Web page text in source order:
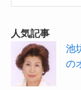
人気記事
池
の